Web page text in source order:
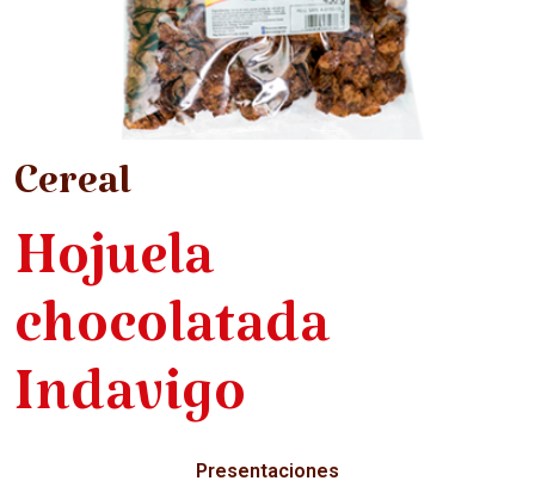
Cereal
Hojuela
chocolatada
Indavigo
Presentaciones